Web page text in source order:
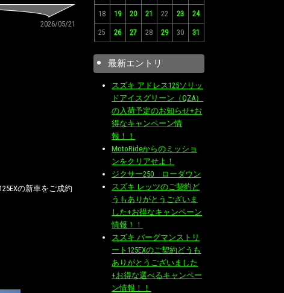
2026/05/21
の新車をご成約
18 19 20 21 22 23 24
25 26 27 28 29 30 31
最新エントリ
スズキ アドレス125ソリッ
ドアイスグリーン（QZA）
の入荷予定のお知らせ+お
得なキャンペーン情
報！！
MotoRideからのミッショ
ンをクリアせよ！
ジクサー250 ローダウン
スズキ レッツのご契約ど
うもありがとうございま
した+お得なキャンペーン
情報！！
スズキ バーグマンストリ
ート125EXのご契約どうも
ありがとうございました
+お得な選べるキャンペー
ン情報！！